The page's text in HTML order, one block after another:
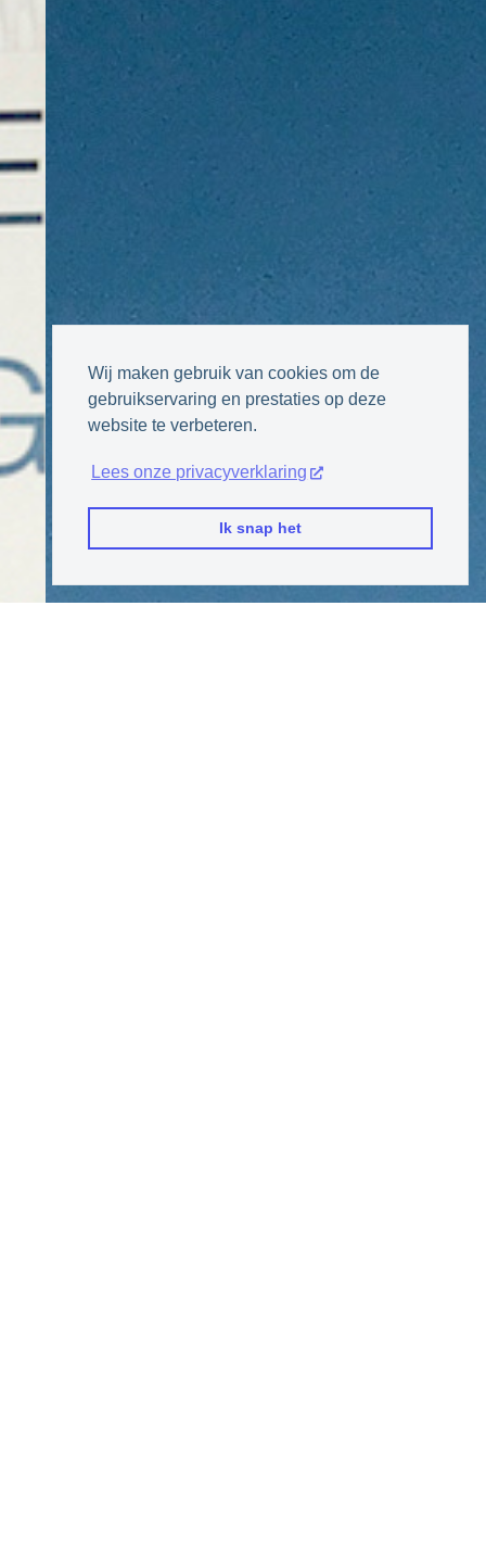
Wij maken gebruik van cookies om de
gebruikservaring en prestaties op deze
website te verbeteren.
Lees onze privacyverklaring
Ik snap het